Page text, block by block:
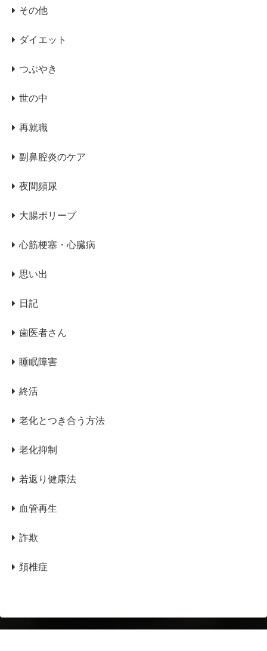
その他
ダイエット
つぶやき
世の中
再就職
副鼻腔炎のケア
夜間頻尿
大腸ポリープ
心筋梗塞・心臓病
思い出
日記
歯医者さん
睡眠障害
終活
老化とつき合う方法
老化抑制
若返り健康法
血管再生
詐欺
頚椎症